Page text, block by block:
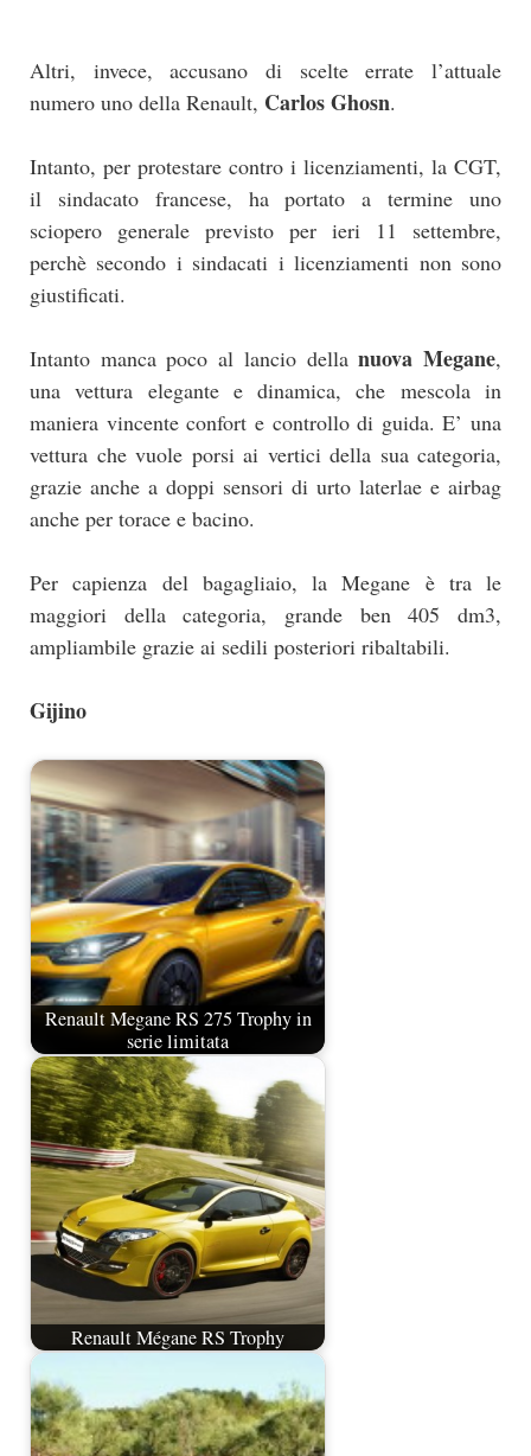
Altri, invece, accusano di scelte errate l’attuale
numero uno della Renault, Carlos Ghosn.
Intanto, per protestare contro i licenziamenti, la CGT,
il sindacato francese, ha portato a termine uno
sciopero generale previsto per ieri 11 settembre,
perchè secondo i sindacati i licenziamenti non sono
giustificati.
Intanto manca poco al lancio dellanuova Megane,
una vettura elegante e dinamica, che mescola in
maniera vincente confort e controllo di guida. E’ una
vettura che vuole porsi ai vertici della sua categoria,
grazie anche a doppi sensori di urto laterlae e airbag
anche per torace e bacino.
Per capienza del bagagliaio, la Megane è tra le
maggiori della categoria, grande ben 405 dm3,
ampliambile grazie ai sedili posteriori ribaltabili.
Gijino
Renault Megane RS 275 Trophy in
serie limitata
Renault Mégane RS Trophy